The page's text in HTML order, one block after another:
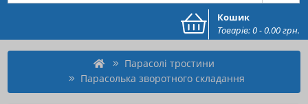
Кошик
Товарів: 0 - 0.00 грн.
Парасолі тростини
Парасолька зворотного складання